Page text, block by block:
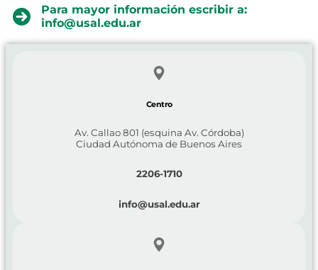
Para mayor información escribir a:
info@usal.edu.ar
Centro
Av. Callao 801 (esquina Av. Córdoba)
Ciudad Autónoma de Buenos Aires
2206-1710
info@usal.edu.ar